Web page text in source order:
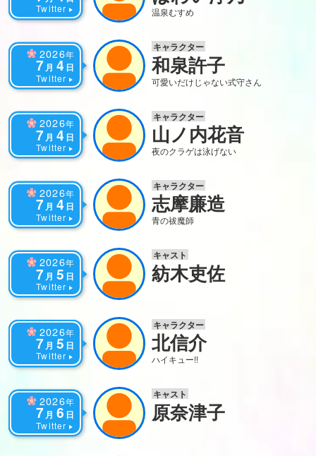
Twitter 温泉むすめ
2026年
7月 4 日
Twitter
キャラクター
和泉許子
可愛いだけじゃない式守さん
2026年
7月 4 日
Twitter
キャラクター
山ノ内花音
夜のクラゲは泳げない
2026年
7月 4 日
Twitter
キャラクター
志摩廉造
青の祓魔師
2026年
7月 5 日
Twitter
キャスト
紡木吏佐
2026年
7月 5 日
Twitter
キャラクター
北信介
ハイキュー!!
2026年
7月 6 日
Twitter
キャスト
原奈津子